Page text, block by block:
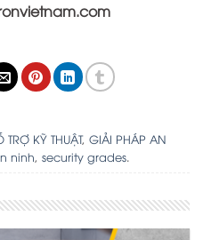
TRỢ KỸ THUẬT, GIẢI PHÁP AN
ninh, security grades.